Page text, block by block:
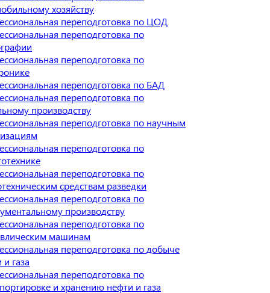
хозяйству
переподготовка по ЦОД
переподготовка по
переподготовка по
переподготовка по БАД
переподготовка по
производству
переподготовка по научным
переподготовка по
переподготовка по
средствам разведки
переподготовка по
производству
переподготовка по
машинам
переподготовка по добыче
газа
переподготовка по
и хранению нефти и газа